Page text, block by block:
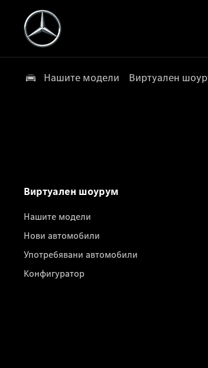
Нашите модели Виртуален
Виртуален шоурум
Нашите модели
Нови автомобили
Употребявани автомобили
Конфигуратор